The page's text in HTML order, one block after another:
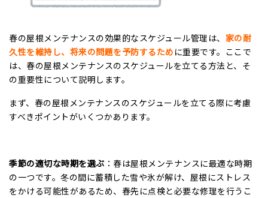
春の屋根メンテナンスの効果的なスケジュール管理は、 家の耐
久性を維持し、将来の問題を予防するため に重要です。ここで
は、春の屋根メンテナンスのスケジュールを立てる方法と、そ
の重要性について説明します。
まず、春の屋根メンテナンスのスケジュールを立てる際に考慮
すべきポイントがいくつかあります。
季節の適切な時期を選ぶ ：春は屋根メンテナンスに最適な時期
の一つです。冬の間に蓄積した雪や氷が解け、屋根にストレス
をかける可能性があるため、春先に点検と必要な修理を行うこ